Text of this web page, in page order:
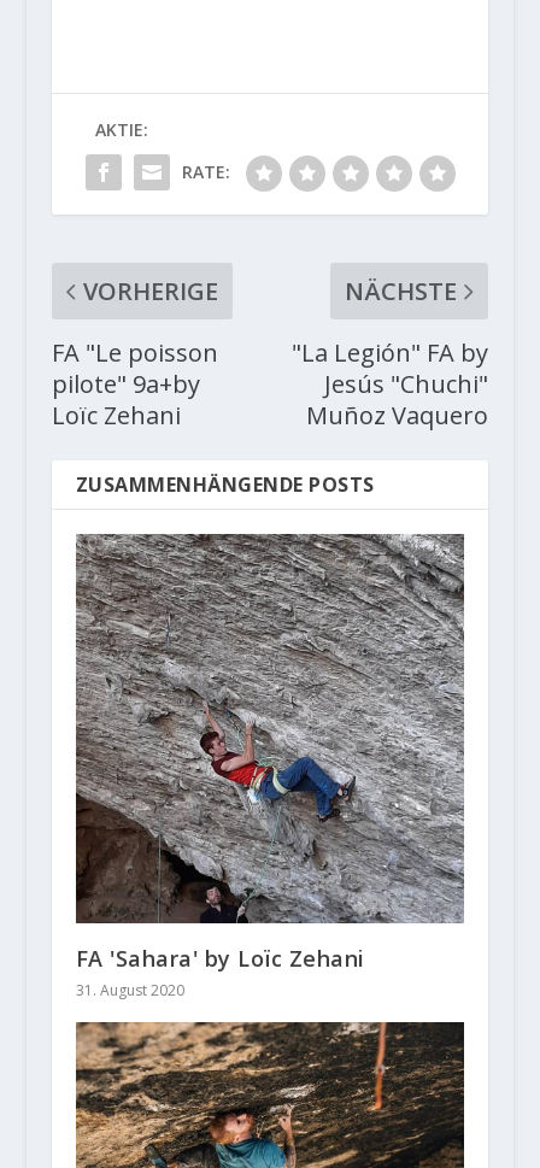
AKTIE:
RATE:
VORHERIGE
FA "Le poisson
pilote" 9a+by
Loïc Zehani
NÄCHSTE
"La Legión" FA by
Jesús "Chuchi"
Muñoz Vaquero
ZUSAMMENHÄNGENDE POSTS
FA 'Sahara' by Loïc Zehani
31. August 2020